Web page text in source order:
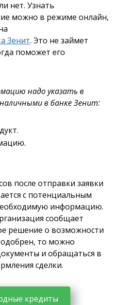
нет. Узнать
можно в режиме онлайн,
Зенит. Это не займет
поможет его
надо указать в
в банке Зенит:
после отправки заявки
с потенциальным
информацию.
сообщает
решение о возможности
то можно
и обращаться в
сделки.
кредиты